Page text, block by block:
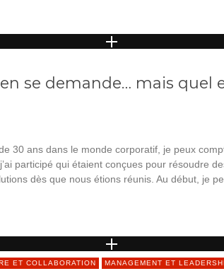
se demande… mais quel
30 ans dans le monde corporatif, je peux
participé qui étaient conçues pour résoudre
dès que nous étions réunis. Au début, je
ET COLLABORATION MANAGEMENT ET